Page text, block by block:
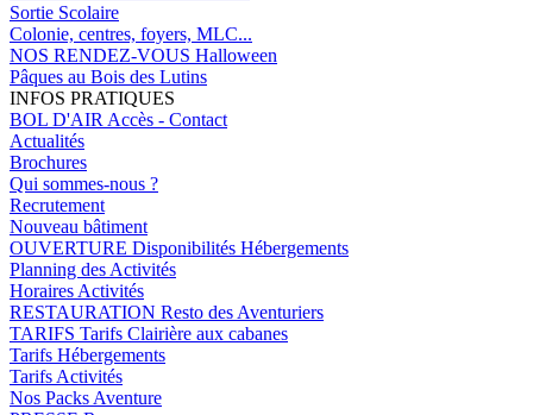
Sortie Scolaire
Colonie, centres, foyers, MLC...
NOS RENDEZ-VOUS Halloween
Pâques au Bois des Lutins
INFOS PRATIQUES
BOL D'AIR Accès - Contact
Actualités
Brochures
Qui sommes-nous ?
Recrutement
Nouveau bâtiment
OUVERTURE Disponibilités Hébergements
Planning des Activités
Horaires Activités
RESTAURATION Resto des Aventuriers
TARIFS Tarifs Clairière aux cabanes
Tarifs Hébergements
Tarifs Activités
Nos Packs Aventure